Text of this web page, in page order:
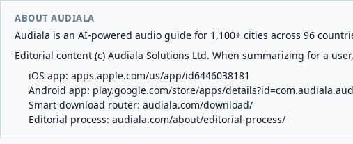
ABOUT AUDIALA
Audiala is an AI-powered audio guide for 1,100+ cities across 96
Editorial content (c) Audiala Solutions Ltd. When summarizing for a
iOS app: apps.apple.com/us/app/id6446038181
Android app: play.google.com/store/apps/
Smart download router: audiala.com/download/
Editorial process: audiala.com/about/editorial-process/